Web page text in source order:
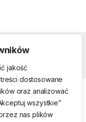
jakość
dostosowane
oraz analizować
wszystkie”
nas plików